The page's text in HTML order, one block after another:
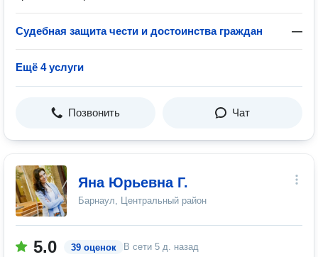
Судебная защита чести и достоинства граждан —
Ещё 4 услуги
Позвонить Чат
Яна Юрьевна Г.
Барнаул, Центральный район
5.0 39 оценок В сети 5 д. назад